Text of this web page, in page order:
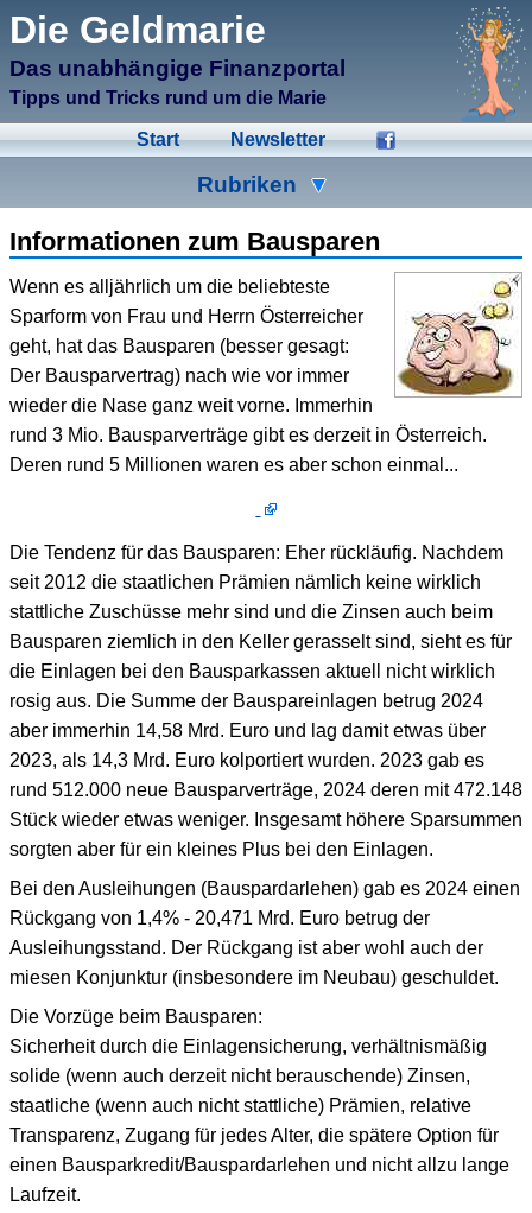
Die Geldmarie
Das unabhängige Finanzportal
Tipps und Tricks rund um die Marie
Start Newsletter
Rubriken
Bausparen Beihilfen Crowdinvesting
Energiesparen Fonds Formulare
Geldmarie Gold Immobilien
Spartipps
Steuern Urlaub Versicherungen
Informationen zum Bausparen
Wenn es alljährlich um die beliebteste
Sparform von Frau und Herrn Österreicher
geht, hat das Bausparen (besser gesagt:
Der Bausparvertrag) nach wie vor immer
wieder die Nase ganz weit vorne. Immerhin
rund 3 Mio. Bausparverträge gibt es derzeit in Österreich.
Deren rund 5 Millionen waren es aber schon einmal...
Die Tendenz für das Bausparen: Eher rückläufig. Nachdem
seit 2012 die staatlichen Prämien nämlich keine wirklich
stattliche Zuschüsse mehr sind und die Zinsen auch beim
Bausparen ziemlich in den Keller gerasselt sind, sieht es für
die Einlagen bei den Bausparkassen aktuell nicht wirklich
rosig aus. Die Summe der Bauspareinlagen betrug 2024
aber immerhin 14,58 Mrd. Euro und lag damit etwas über
2023, als 14,3 Mrd. Euro kolportiert wurden. 2023 gab es
rund 512.000 neue Bausparverträge, 2024 deren mit 472.148
Stück wieder etwas weniger. Insgesamt höhere Sparsummen
sorgten aber für ein kleines Plus bei den Einlagen.
Bei den Ausleihungen (Bauspardarlehen) gab es 2024 einen
Rückgang von 1,4% - 20,471 Mrd. Euro betrug der
Ausleihungsstand. Der Rückgang ist aber wohl auch der
miesen Konjunktur (insbesondere im Neubau) geschuldet.
Die Vorzüge beim Bausparen:
Sicherheit durch die Einlagensicherung, verhältnismäßig
solide (wenn auch derzeit nicht berauschende) Zinsen,
staatliche (wenn auch nicht stattliche) Prämien, relative
Transparenz, Zugang für jedes Alter, die spätere Option für
einen Bausparkredit/Bauspardarlehen und nicht allzu lange
Laufzeit.
μCMS α1.6
Validate HTML
Validate CSS
Check Links
Manage Files
↑E
↑C Create New Page